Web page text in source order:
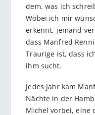
dem, was ich
Wobei ich mir
erkennt, jemand
dass Manfred
Traurige ist, dass
ihm sucht.
Jedes Jahr kam
Nächte in der
Michel vorbei, eine